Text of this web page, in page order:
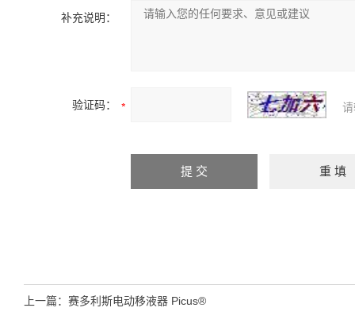
补充说明：
验证码：
上一篇： 赛多利斯电动移液器 Picus®